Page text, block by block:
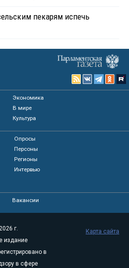
пекарям испечь
Экономика
В мире
Культура
Опросы
Персоны
Регионы
Интервью
Вакансии
г.
издание
в
в сфере
Карта сайта